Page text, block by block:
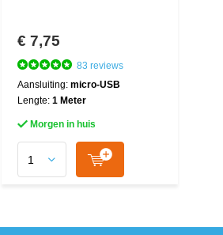
€ 7,75
83 reviews
Aansluiting: micro-USB
Lengte: 1 Meter
Morgen in huis